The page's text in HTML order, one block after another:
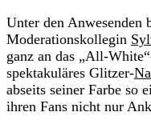
Unter den Anwesenden
Moderationskollegin
ganz an das „All-
spektakuläres Glitzer-
abseits seiner Farbe so
ihren Fans nicht nur